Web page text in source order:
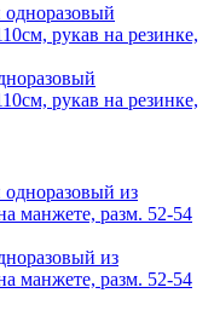
рукав на резинке,
из
манжете, разм. 52-54